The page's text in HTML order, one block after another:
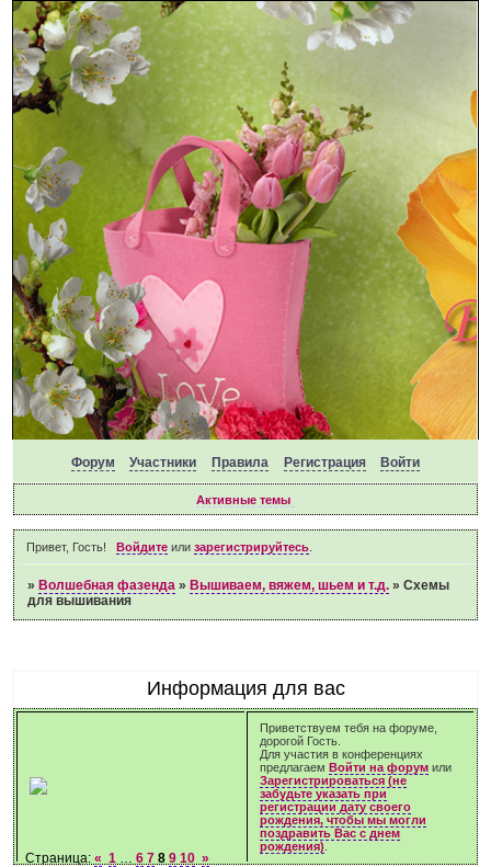
Форум Участники Правила Регистрация Войти
Активные темы
Привет, Гость! Войдитеили зарегистрируйтесь.
» Волшебная фазенда » Вышиваем, вяжем, шьем и т.д. »Схемы
для вышивания
Информация для вас
Приветствуем тебя на форуме,
дорогой Гость.
Для участия в конференциях
предлагаемВойти на форум или
Зарегистрироваться (не
забудьте указать при
регистрации дату своего
рождения, чтобы мы могли
поздравить Вас с днем
рождения)
Страница:« 1 … 6 7 8 9 10 »